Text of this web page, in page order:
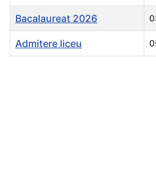
Bacalaureat 2026
Admitere liceu